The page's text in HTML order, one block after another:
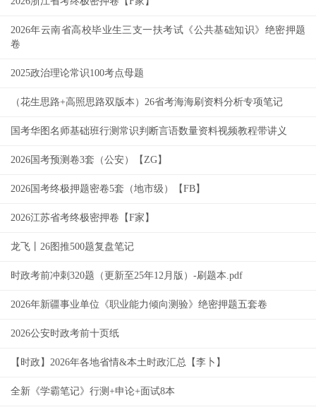
2026年云南省高校毕业生三支一扶考试《公共基础知识》绝密押题
卷
2025政治理论常识100考点母题
（花生思路+高照思路双版本）26省考海海刷资料分析专项笔记
国考华图名师基础班行测常识判断言语数量资料视频教程带讲义
2026国考预测卷3套（公安）【ZG】
2026国考终极押题密卷5套（地市级）【FB】
2026江苏省考终极密押卷【F家】
龙飞丨26图推500题复盘笔记
时政考前冲刺320题（更新至25年12月版）-刷题本.pdf
2026年新疆事业单位《职业能力倾向测验》绝密押题五套卷
2026公安时政考前十页纸
【时政】2026年各地省情&本土时政汇总【李卜】
全新《学霸笔记》行测+申论+面试8本